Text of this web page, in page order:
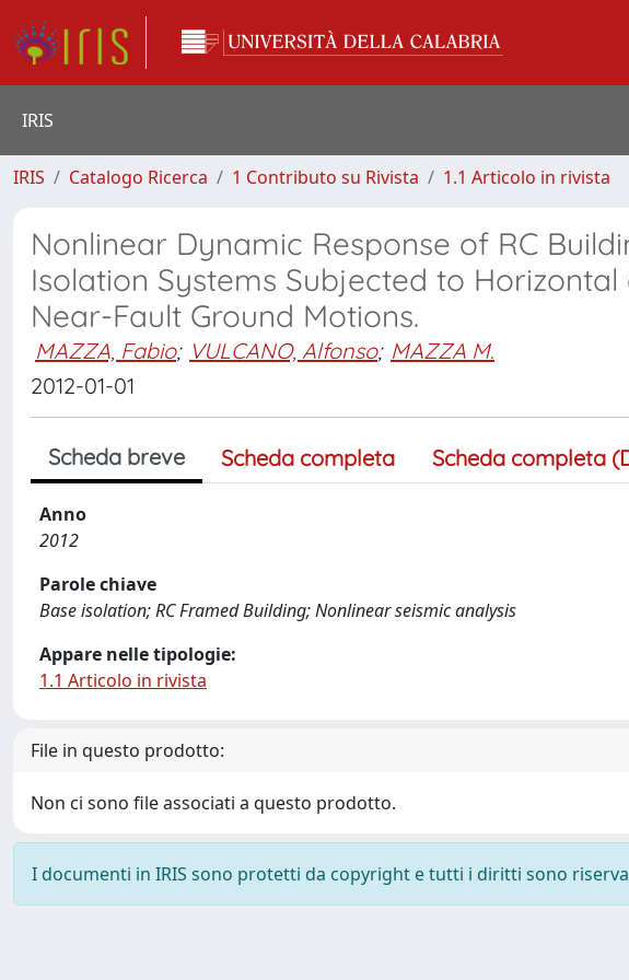
IRIS
IRIS Catalogo Ricerca 1 Contributo su Rivista 1.1 Articolo in rivista
Nonlinear Dynamic Response of RC
Isolation Systems Subjected to
Near-Fault Ground Motions.
MAZZA, Fabio; VULCANO, Alfonso; MAZZA M.
2012-01-01
Scheda breve Scheda completa Scheda completa
Anno
2012
Parole chiave
Base isolation; RC Framed Building; Nonlinear seismic analysis
Appare nelle tipologie:
1.1 Articolo in rivista
File in questo prodotto:
Non ci sono file associati a questo prodotto.
I documenti in IRIS sono protetti da copyright e tutti i diritti sono